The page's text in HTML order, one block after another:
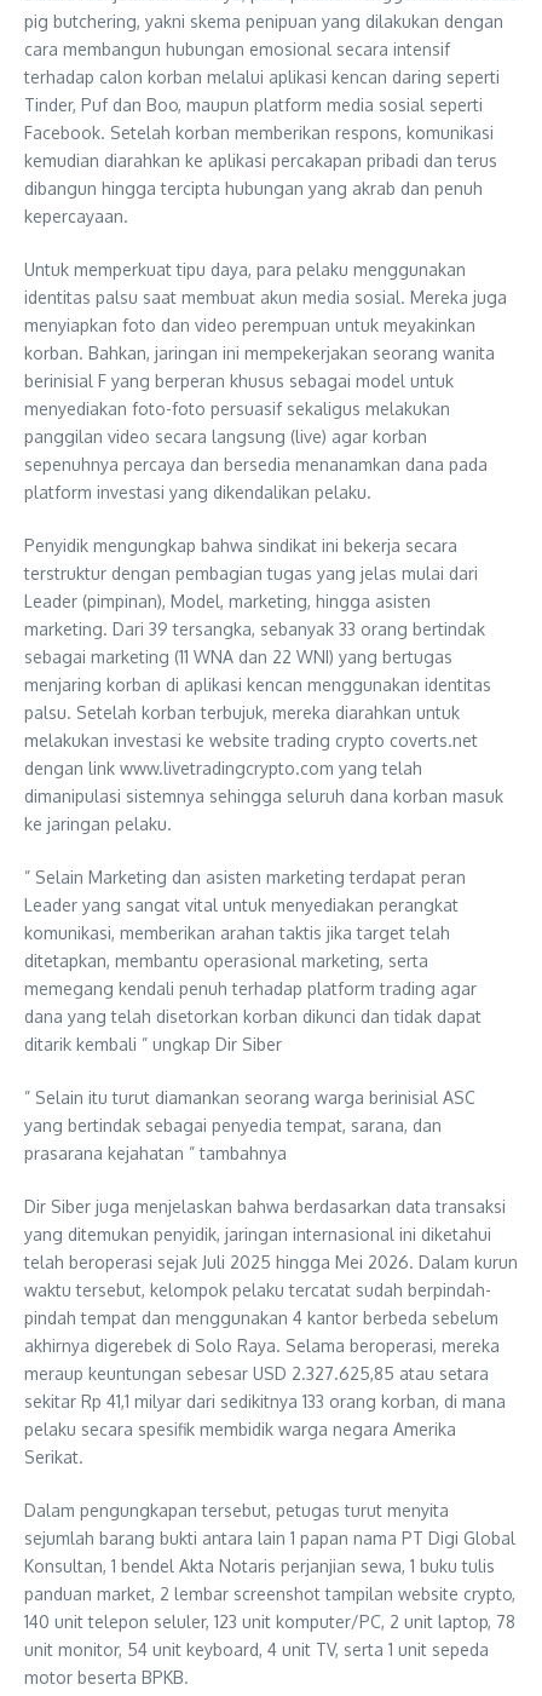
pig butchering, yakni skema penipuan yang dilakukan dengan
cara membangun hubungan emosional secara intensif
terhadap calon korban melalui aplikasi kencan daring seperti
Tinder, Puf dan Boo, maupun platform media sosial seperti
Facebook. Setelah korban memberikan respons, komunikasi
kemudian diarahkan ke aplikasi percakapan pribadi dan terus
dibangun hingga tercipta hubungan yang akrab dan penuh
kepercayaan.
Untuk memperkuat tipu daya, para pelaku menggunakan
identitas palsu saat membuat akun media sosial. Mereka juga
menyiapkan foto dan video perempuan untuk meyakinkan
korban. Bahkan, jaringan ini mempekerjakan seorang wanita
berinisial F yang berperan khusus sebagai model untuk
menyediakan foto-foto persuasif sekaligus melakukan
panggilan video secara langsung (live) agar korban
sepenuhnya percaya dan bersedia menanamkan dana pada
platform investasi yang dikendalikan pelaku.
Penyidik mengungkap bahwa sindikat ini bekerja secara
terstruktur dengan pembagian tugas yang jelas mulai dari
Leader (pimpinan), Model, marketing, hingga asisten
marketing. Dari 39 tersangka, sebanyak 33 orang bertindak
sebagai marketing (11 WNA dan 22 WNI) yang bertugas
menjaring korban di aplikasi kencan menggunakan identitas
palsu. Setelah korban terbujuk, mereka diarahkan untuk
melakukan investasi ke website trading crypto coverts.net
dengan link www.livetradingcrypto.com yang telah
dimanipulasi sistemnya sehingga seluruh dana korban masuk
ke jaringan pelaku.
” Selain Marketing dan asisten marketing terdapat peran
Leader yang sangat vital untuk menyediakan perangkat
komunikasi, memberikan arahan taktis jika target telah
ditetapkan, membantu operasional marketing, serta
memegang kendali penuh terhadap platform trading agar
dana yang telah disetorkan korban dikunci dan tidak dapat
ditarik kembali ” ungkap Dir Siber
” Selain itu turut diamankan seorang warga berinisial ASC
yang bertindak sebagai penyedia tempat, sarana, dan
prasarana kejahatan ” tambahnya
Dir Siber juga menjelaskan bahwa berdasarkan data transaksi
yang ditemukan penyidik, jaringan internasional ini diketahui
telah beroperasi sejak Juli 2025 hingga Mei 2026. Dalam kurun
waktu tersebut, kelompok pelaku tercatat sudah berpindah-
pindah tempat dan menggunakan 4 kantor berbeda sebelum
akhirnya digerebek di Solo Raya. Selama beroperasi, mereka
meraup keuntungan sebesar USD 2.327.625,85 atau setara
sekitar Rp 41,1 milyar dari sedikitnya 133 orang korban, di mana
pelaku secara spesifik membidik warga negara Amerika
Serikat.
Dalam pengungkapan tersebut, petugas turut menyita
sejumlah barang bukti antara lain 1 papan nama PT Digi Global
Konsultan, 1 bendel Akta Notaris perjanjian sewa, 1 buku tulis
panduan market, 2 lembar screenshot tampilan website crypto,
140 unit telepon seluler, 123 unit komputer/PC, 2 unit laptop, 78
unit monitor, 54 unit keyboard, 4 unit TV, serta 1 unit sepeda
motor beserta BPKB.